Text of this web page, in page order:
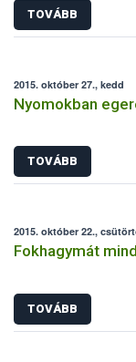
TOVÁBB
2015. október 27., kedd
Nyomokban
TOVÁBB
2015. október 22.,
Fokhagymát
TOVÁBB